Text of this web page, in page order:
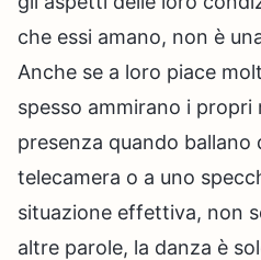
che essi amano, non è
Anche se a loro piace
spesso ammirano i
presenza quando ballano
telecamera o a uno
situazione effettiva, non
altre parole, la danza è